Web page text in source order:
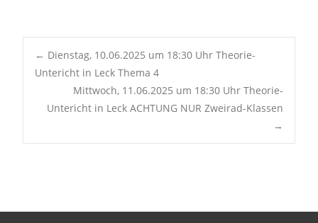
Post
navigation
← Dienstag, 10.06.2025 um 18:30 Uhr Theorie-
Untericht in Leck Thema 4
Mittwoch, 11.06.2025 um 18:30 Uhr Theorie-
Untericht in Leck ACHTUNG NUR Zweirad-Klassen
→